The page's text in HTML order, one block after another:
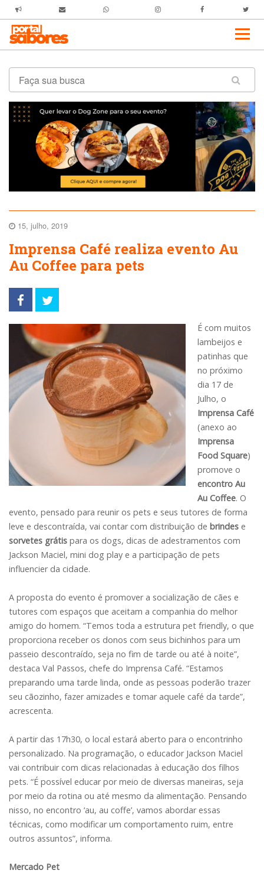
15, julho, 2019
Imprensa Café realiza evento Au
Au Coffee para pets
É com muitos
lambeijos e
patinhas que
no próximo
dia 17 de
Julho, o
Imprensa Café
(anexo ao
Imprensa
Food Square)
promove o
encontro Au
Au Coffee. O
evento, pensado para reunir os pets e seus tutores de forma
leve e descontraída, vai contar com distribuição de brindes e
sorvetes grátis para os dogs, dicas de adestramentos com
Jackson Maciel, mini dog play e a participação de pets
influencier da cidade.
A proposta do evento é promover a socialização de cães e
tutores com espaços que aceitam a companhia do melhor
amigo do homem. “Temos toda a estrutura pet friendly, o que
proporciona receber os donos com seus bichinhos para um
passeio descontraído, seja no fim de tarde ou até à noite”,
destaca Val Passos, chefe do Imprensa Café. “Estamos
preparando uma tarde linda, onde as pessoas poderão trazer
seu cãozinho, fazer amizades e tomar aquele café da tarde”,
acrescenta.
A partir das 17h30, o local estará aberto para o encontrinho
personalizado. Na programação, o educador Jackson Maciel
vai contribuir com dicas relacionadas à educação dos filhos
pets. “É possível educar por meio de diversas maneiras, seja
por meio da rotina ou até mesmo da alimentação. Pensando
nisso, no encontro ‘au, au coffe’, vamos abordar essas
técnicas, como modificar um comportamento ruim, entre
outros assuntos”, informa.
Mercado Pet